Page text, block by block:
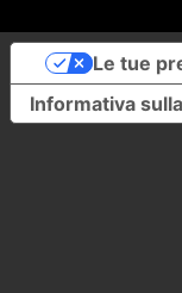
Informativa
Le tue